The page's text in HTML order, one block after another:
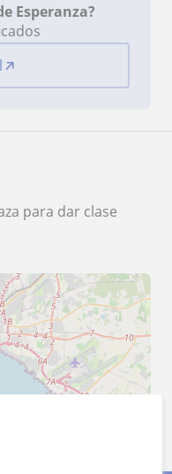
Esperanza?
para dar clase